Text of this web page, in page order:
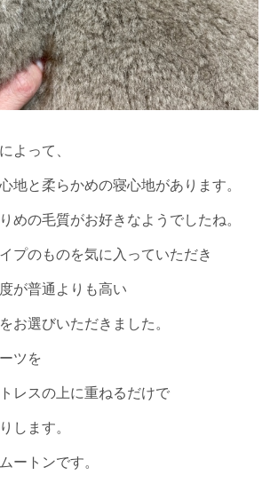
よって、
地と柔らかめの寝心地があります。
めの毛質がお好きなようでしたね。
プのものを気に入っていただき
が普通よりも高い
お選びいただきました。
ツを
レスの上に重ねるだけで
します。
ートンです。